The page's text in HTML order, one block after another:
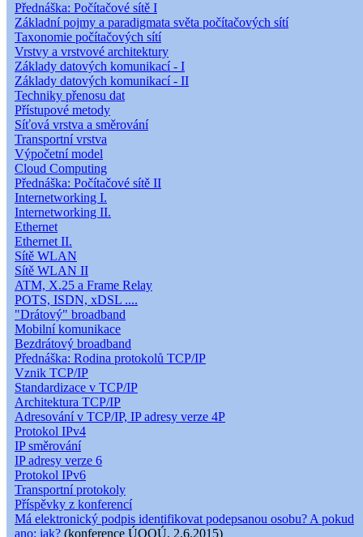
Přednáška: Počítačové sítě I
Základní pojmy a paradigmata světa počítačových sítí
Taxonomie počítačových sítí
Vrstvy a vrstvové architektury
Základy datových komunikací - I
Základy datových komunikací - II
Techniky přenosu dat
Přístupové metody
Síťová vrstva a směrování
Transportní vrstva
Výpočetní model
Cloud Computing
Přednáška: Počítačové sítě II
Internetworking I.
Internetworking II.
Ethernet
Ethernet II.
Sítě WLAN
Sítě WLAN II
ATM, X.25 a Frame Relay
POTS, ISDN, xDSL ....
"Drátový" broadband
Mobilní komunikace
Bezdrátový broadband
Přednáška: Rodina protokolů TCP/IP
Vznik TCP/IP
Standardizace v TCP/IP
Architektura TCP/IP
Adresování v TCP/IP, IP adresy verze 4P
Protokol IPv4
IP směrování
IP adresy verze 6
Protokol IPv6
Transportní protokoly
Příspěvky z konferencí
Má elektronický podpis identifikovat podepsanou osobu? A pokud
ano: jak? (konference ÚOOÚ, 2.6.2015)